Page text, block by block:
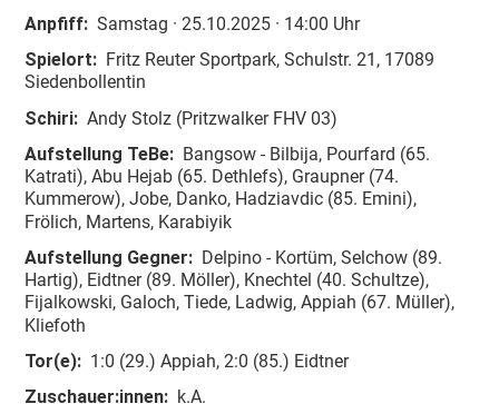
Anpfiff: Samstag · 25.10.2025 · 14:00 Uhr
Spielort: Fritz Reuter Sportpark, Schulstr. 21, 17089
Siedenbollentin
Schiri: Andy Stolz (Pritzwalker FHV 03)
Aufstellung TeBe: Bangsow - Bilbija, Pourfard (65.
Katrati), Abu Hejab (65. Dethlefs), Graupner (74.
Kummerow), Jobe, Danko, Hadziavdic (85. Emini),
Frölich, Martens, Karabiyik
Aufstellung Gegner: Delpino - Kortüm, Selchow (89.
Hartig), Eidtner (89. Möller), Knechtel (40. Schultze),
Fijalkowski, Galoch, Tiede, Ladwig, Appiah (67. Müller),
Kliefoth
Tor(e): 1:0 (29.) Appiah, 2:0 (85.) Eidtner
Zuschauer:innen: k.A.